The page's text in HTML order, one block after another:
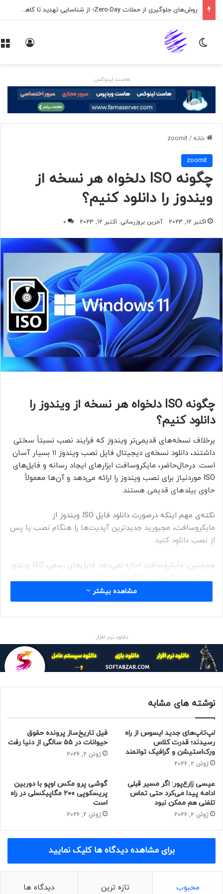
روش‌های جلوگیری از حملات Zero-Day؛ از شناسایی تهدید تا کاهش ریسک
تغییر پوسته
هاست لینوکس
خانه /
zoomit
zoomit
چگونه ISO دلخواه هر نسخه از
ویندوز را دانلود کنیم؟
اکتبر 12, 2023 آخرین بروزرسانی: اکتبر 12, 2023 0
چگونه ISO دلخواه هر نسخه از ویندوز را
دانلود کنیم؟
برخلاف نسخه‌های قدیمی‌تر ویندوز که فرایند نصب نسبتاً سختی
داشتند، دانلود نسخه‌ی دیجیتال فایل نصب ویندوز ۱۱ بسیار آسان
است. درحال‌حاضر، مایکروسافت ابزارهای ایجاد رسانه و فایل‌های
ISO موردنیاز برای نصب ویندوز را ارائه می‌دهد و آن‌ها معمولاً
حاوی بیلدهای قدیمی‌ هستند.
نکته‌ی مهم اینکه درصورت دانلود فایل ISO ویندوز از
مایکروسافت، مجبورید جدیدترین آپدیت‌ها را هنگام نصب یا پس‌
از‌ نصب دانلود کنید.
همچنین، مایکروسافت اجازه نمی‌دهد فایل‌های رسمی ISO ویندوز
این شرکت فایل‌های ISO را برای هر بیلد منتشرشده در برنامه‌ی
اینسایدر ویندوز ارائه نمی‌دهد؛ به‌همین‌دلیل، نصب چنین بیلدهایی
خوشبختانه راهکار بسیار مفید و ساده‌ای به‌‌عنوان پلتفرم
آماده‌ی ویندوز را برای هر کامپیوتری با هر معماری پردازشی فراهم
می‌کند.
کپی لینک
چیست؟
پلتفرم به‌روزرسانی یکپارچه (UUP) جدیدترین نسل از روش تحویل
به‌روزرسانی مایکروساف است که روی همه‌ی دستگاه‌های
ویندوزی پیشرفته از کامپیوترهای رومیزی گرفته تا لپ تاپ،
تبلت، سرورها و دستگاه‌های اینترنت اشیاء اجرا می‌شود. این
راهکار ماهیت کاملاً ماژولاری دارد و همه‌چیز را از به‌روزرسانی
باکیفیت ماهانه تا به‌روزرسانی‌های سالانه‌ی قابلیت‌ها و
نسخه‌های پیش‌نمایش اینسایدر پوشش می‌دهد.
مشاهده بیشتر
دانلود نرم افزار
نوشته های مشابه
لپ‌تاپ‌های جدید ایسوس از راه
رسیدند؛ قدرت کلاس
ورک‌استیشن و گرافیک توانمند
ژوئن 2, 2026
فیل تاریخ‌ساز پرونده حقوق
حیوانات در ۵۵ سالگی از دنیا رفت
ژوئن 2, 2026
عیسی زارع‌پور: اگر مسیر قبلی
ادامه پیدا می‌کرد حتی تماس
تلفنی هم ممکن نبود
ژوئن 2, 2026
گوشی پرو مکس اوپو با دوربین
پریسکوپی ۲۰۰ مگاپیکسلی در راه
است
ژوئن 2, 2026
برای مشاهده دیدگاه ها کلیک نمایید
محبوب تازه ترین دیدگاه ها